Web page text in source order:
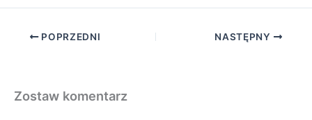
POPRZEDNI NASTĘPNY
Zostaw komentarz